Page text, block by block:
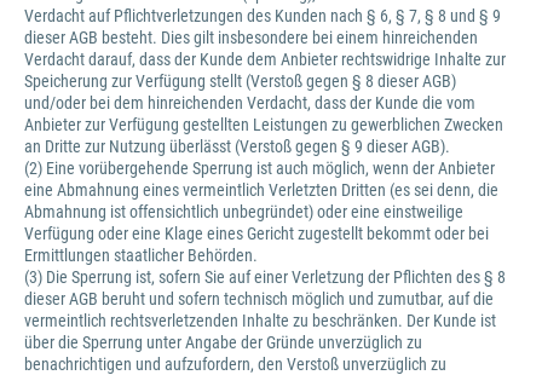
Verdacht auf Pflichtverletzungen des Kunden nach § 6, § 7, § 8 und § 9
dieser AGB besteht. Dies gilt insbesondere bei einem hinreichenden
Verdacht darauf, dass der Kunde dem Anbieter rechtswidrige Inhalte zur
Speicherung zur Verfügung stellt (Verstoß gegen § 8 dieser AGB)
und/oder bei dem hinreichenden Verdacht, dass der Kunde die vom
Anbieter zur Verfügung gestellten Leistungen zu gewerblichen Zwecken
an Dritte zur Nutzung überlässt (Verstoß gegen § 9 dieser AGB).
(2) Eine vorübergehende Sperrung ist auch möglich, wenn der Anbieter
eine Abmahnung eines vermeintlich Verletzten Dritten (es sei denn, die
Abmahnung ist offensichtlich unbegründet) oder eine einstweilige
Verfügung oder eine Klage eines Gericht zugestellt bekommt oder bei
Ermittlungen staatlicher Behörden.
(3) Die Sperrung ist, sofern Sie auf einer Verletzung der Pflichten des § 8
dieser AGB beruht und sofern technisch möglich und zumutbar, auf die
vermeintlich rechtsverletzenden Inhalte zu beschränken. Der Kunde ist
über die Sperrung unter Angabe der Gründe unverzüglich zu
benachrichtigen und aufzufordern, den Verstoß unverzüglich zu